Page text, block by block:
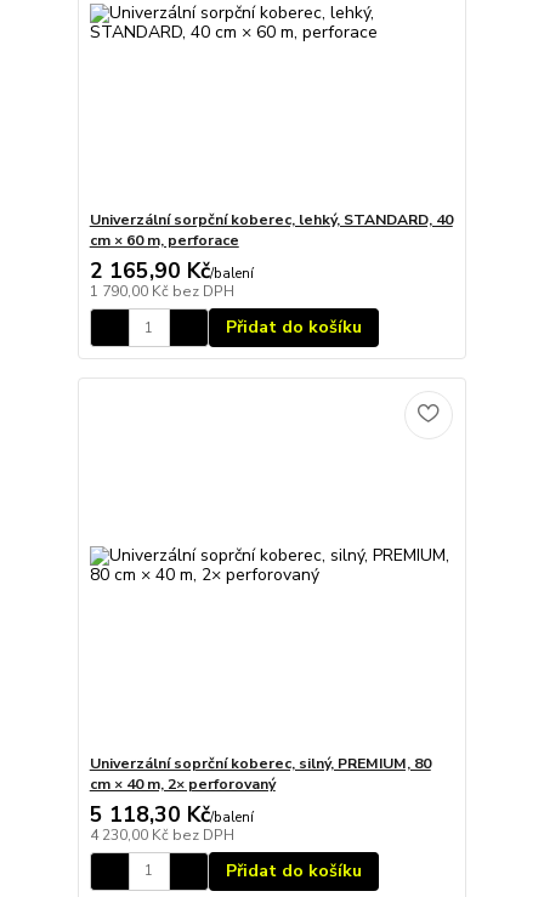
Univerzální sorpční koberec, lehký, STANDARD, 40
cm × 60 m, perforace
2 165,90 Kč/balení
1 790,00 Kč bez DPH
Přidat do košíku
Univerzální soprční koberec, silný, PREMIUM, 80
cm × 40 m, 2× perforovaný
5 118,30 Kč/balení
4 230,00 Kč bez DPH
Přidat do košíku